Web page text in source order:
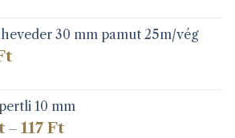
30 mm pamut 25m/vég
10 mm
– 117 FtÁrtartomány: